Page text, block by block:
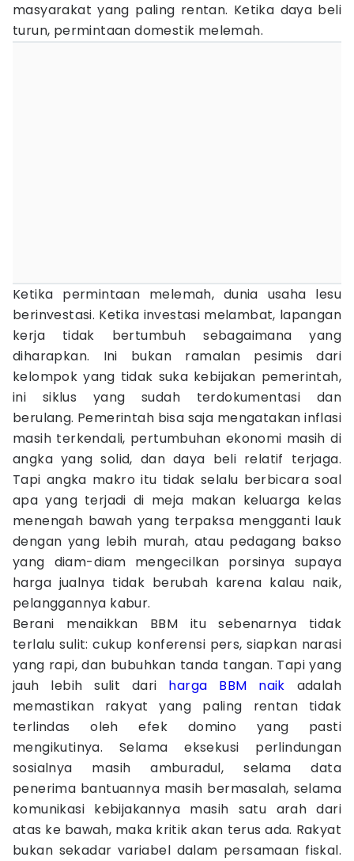
masyarakat yang paling rentan. Ketika daya beli
turun, permintaan domestik melemah.
Ketika permintaan melemah, dunia usaha lesu
berinvestasi. Ketika investasi melambat, lapangan
kerja tidak bertumbuh sebagaimana yang
diharapkan. Ini bukan ramalan pesimis dari
kelompok yang tidak suka kebijakan pemerintah,
ini siklus yang sudah terdokumentasi dan
berulang. Pemerintah bisa saja mengatakan inflasi
masih terkendali, pertumbuhan ekonomi masih di
angka yang solid, dan daya beli relatif terjaga.
Tapi angka makro itu tidak selalu berbicara soal
apa yang terjadi di meja makan keluarga kelas
menengah bawah yang terpaksa mengganti lauk
dengan yang lebih murah, atau pedagang bakso
yang diam-diam mengecilkan porsinya supaya
harga jualnya tidak berubah karena kalau naik,
pelanggannya kabur.
Berani menaikkan BBM itu sebenarnya tidak
terlalu sulit: cukup konferensi pers, siapkan narasi
yang rapi, dan bubuhkan tanda tangan. Tapi yang
jauh lebih sulit dari harga BBM naik adalah
memastikan rakyat yang paling rentan tidak
terlindas oleh efek domino yang pasti
mengikutinya. Selama eksekusi perlindungan
sosialnya masih amburadul, selama data
penerima bantuannya masih bermasalah, selama
komunikasi kebijakannya masih satu arah dari
atas ke bawah, maka kritik akan terus ada. Rakyat
bukan sekadar variabel dalam persamaan fiskal.